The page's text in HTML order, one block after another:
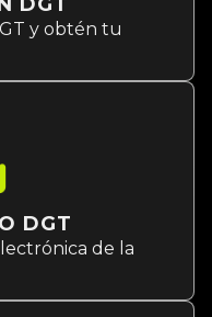
y obtén tu
DGT
de la